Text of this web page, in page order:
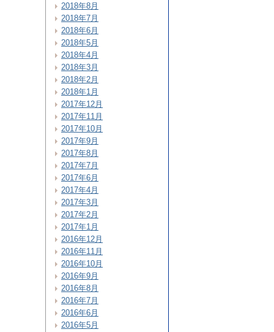
2018年8月
2018年7月
2018年6月
2018年5月
2018年4月
2018年3月
2018年2月
2018年1月
2017年12月
2017年11月
2017年10月
2017年9月
2017年8月
2017年7月
2017年6月
2017年4月
2017年3月
2017年2月
2017年1月
2016年12月
2016年11月
2016年10月
2016年9月
2016年8月
2016年7月
2016年6月
2016年5月